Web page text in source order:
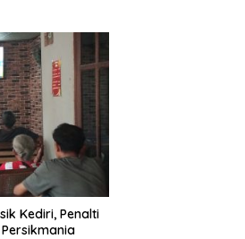
Kediri, Penalti